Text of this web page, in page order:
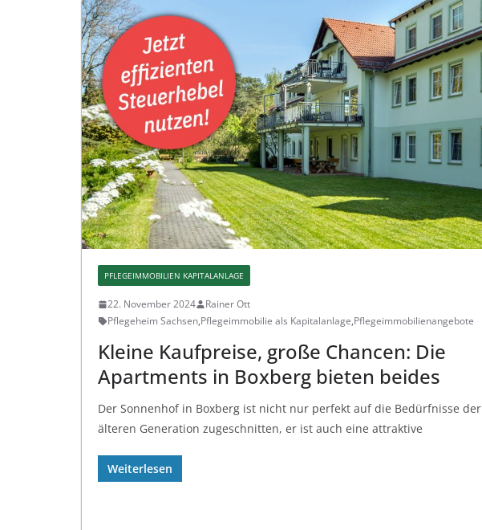
PFLEGEIMMOBILIEN KAPITALANLAGE
22. November 2024
Rainer Ott
Pflegeheim Sachsen,Pflegeimmobilie als Kapitalanlage,Pflegeimmobilienangebote
Kleine Kaufpreise, große Chancen: Die
Apartments in Boxberg bieten beides
Der Sonnenhof in Boxberg ist nicht nur perfekt auf die Bedürfnisse der
älteren Generation zugeschnitten, er ist auch eine attraktive
Weiterlesen